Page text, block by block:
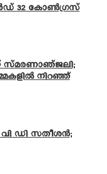
32 കോൺഗ്രസ്
സ്മരണാഞ്ജലി;
നിറഞ്ഞ്
ഡി സതീശൻ;